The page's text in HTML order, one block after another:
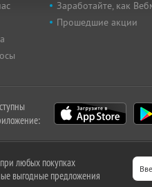
Заработайте, как
Прошедшие акции
любых покупках
выгодные предложения